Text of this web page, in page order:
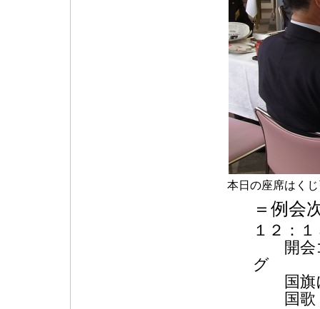
本日の座席はく
＝例会
１２：１
開会
国旗
国歌